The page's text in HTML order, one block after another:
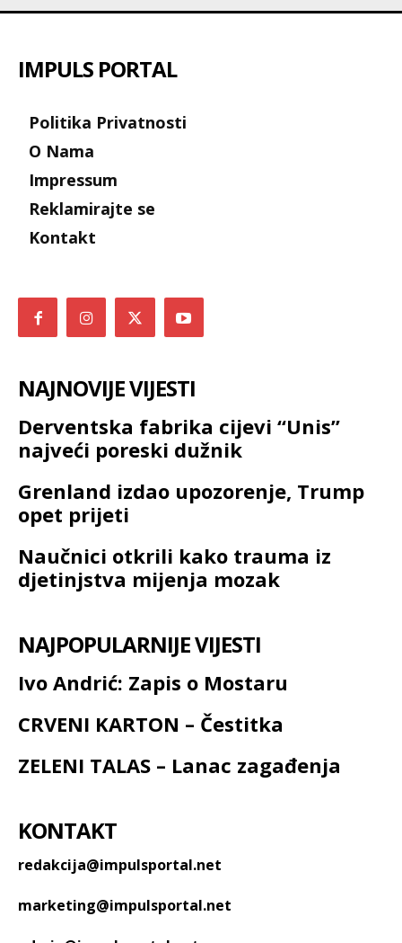
IMPULS PORTAL
Politika Privatnosti
O Nama
Impressum
Reklamirajte se
Kontakt
NAJNOVIJE VIJESTI
Derventska fabrika cijevi “Unis”
najveći poreski dužnik
Grenland izdao upozorenje, Trump
opet prijeti
Naučnici otkrili kako trauma iz
djetinjstva mijenja mozak
NAJPOPULARNIJE VIJESTI
Ivo Andrić: Zapis o Mostaru
CRVENI KARTON – Čestitka
ZELENI TALAS – Lanac zagađenja
KONTAKT
redakcija@impulsportal.net
marketing@impulsportal.net